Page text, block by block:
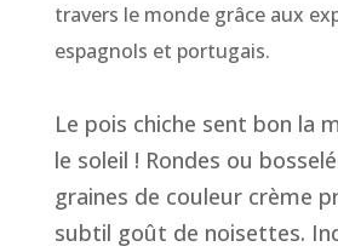
travers le monde grâce aux
espagnols et portugais.
Le pois chiche sent bon la
le soleil ! Rondes ou
graines de couleur crème
subtil goût de noisettes.